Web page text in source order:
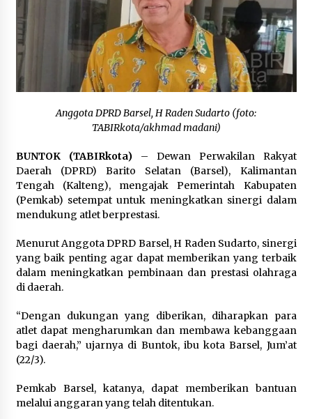
Inkracht van Gewisjde
Agustus 4, 2026
Pelajar di HST Musnahkan Barang Bukti
Kejaksaan, Ada Apa?
Agustus 4, 2026
Anggota DPRD Barsel, H Raden Sudarto (foto:
TABIRkota/akhmad madani)
BUNTOK (TABIRkota)– Dewan Perwakilan Rakyat
Daerah (DPRD) Barito Selatan (Barsel), Kalimantan
Tengah (Kalteng), mengajak Pemerintah Kabupaten
(Pemkab) setempat untuk meningkatkan sinergi dalam
mendukung atlet berprestasi.
Menurut Anggota DPRD Barsel, H Raden Sudarto, sinergi
yang baik penting agar dapat memberikan yang terbaik
dalam meningkatkan pembinaan dan prestasi olahraga
di daerah.
“Dengan dukungan yang diberikan, diharapkan para
atlet dapat mengharumkan dan membawa kebanggaan
bagi daerah,” ujarnya di Buntok, ibu kota Barsel, Jum’at
(22/3).
Pemkab Barsel, katanya, dapat memberikan bantuan
melalui anggaran yang telah ditentukan.